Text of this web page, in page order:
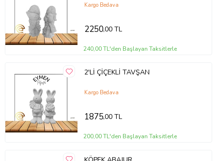
Kargo Bedava
2250,00 TL
240,00 TL'den Başlayan Taksitlerle
2'Lİ ÇİÇEKLİ TAVŞAN
Kargo Bedava
1875,00 TL
200,00 TL'den Başlayan Taksitlerle